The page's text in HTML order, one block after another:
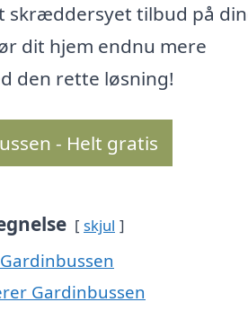
skræddersyet tilbud på
dit hjem endnu mere
den rette løsning!
- Helt gratis
skjul
Gardinbussen